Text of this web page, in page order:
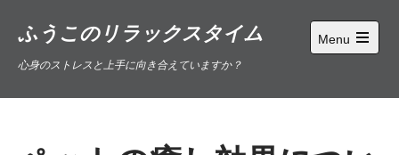
ふうこのリラックスタイム
心身のストレスと上手に向き合えていますか？
Menu
Open